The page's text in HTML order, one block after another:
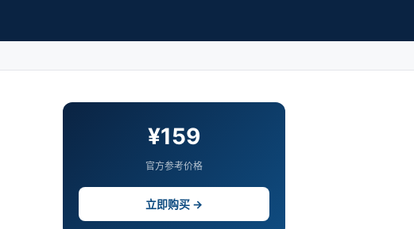
¥159
官方参考价格
立即购买 →